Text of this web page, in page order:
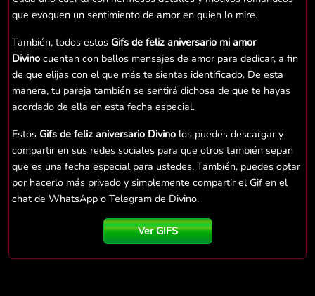
que evoquen un sentimiento de amor en quien lo mire.
También, todos estos Gifs de feliz aniversario mi amor
Divino cuentan con bellos mensajes de amor para dedicar, a fin
de que elijas con el que más te sientas identificado. De esta
manera, tu pareja también se sentirá dichosa de que te hayas
acordado de ella en esta fecha especial.
Estos Gifs de feliz aniversario Divino los puedes descargar y
compartir en sus redes sociales para que otros también sepan
que es una fecha especial para ustedes. También, puedes optar
por hacerlo más privado y simplemente compartir el Gif en el
chat de WhatsApp o Telegram de Divino.
Ver GIFS